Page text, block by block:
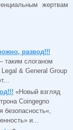
жертвам
развод!!!
таким слоганом
& General Group
«Новый взгляд
Coingegno
и...